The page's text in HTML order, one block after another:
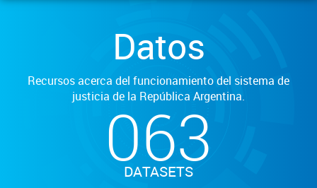
Datos
Recursos acerca del funcionamiento del sistema de
justicia de la República Argentina.
063
DATASETS